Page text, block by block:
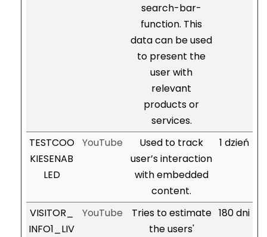
search-bar-
function. This
data can be used
to present the
user with
relevant
products or
services.
TESTCOO
KIESENAB
LED
YouTube
Used to track
user’s interaction
with embedded
content.
1 dzień
VISITOR_
INFO1_LIV
YouTube
Tries to estimate
the users'
180 dni